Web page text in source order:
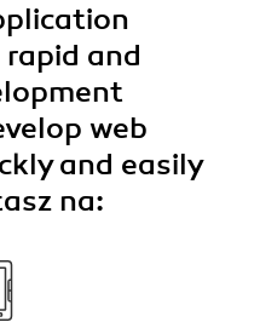
and
web
and easily
na: